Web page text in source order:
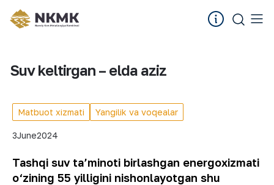
Suv keltirgan – elda aziz
Matbuot xizmati Yangilik va voqealar
3June2024
Tashqi suv ta’minoti birlashgan energoxizmati
o‘zining 55 yilligini nishonlayotgan shu